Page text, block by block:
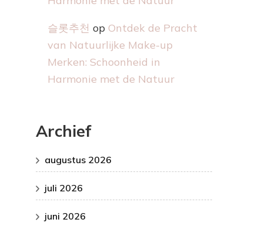
슬롯추천 op Ontdek de Pracht
van Natuurlijke Make-up
Merken: Schoonheid in
Harmonie met de Natuur
Archief
augustus 2026
juli 2026
juni 2026